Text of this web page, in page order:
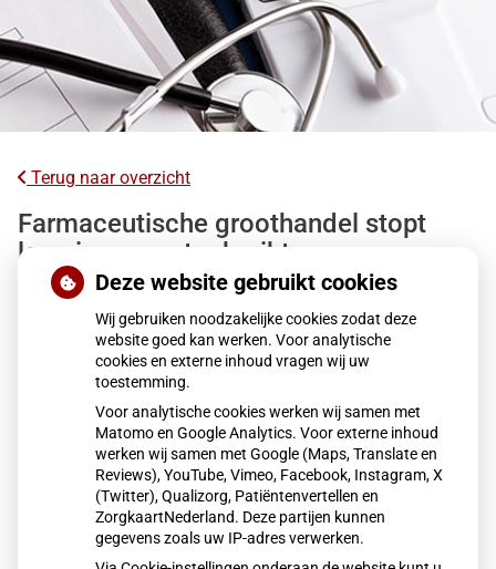
Terug naar overzicht
Farmaceutische groothandel stopt
levering meestgebruikte
bloedverdunner
Sinds 5 december 2025 levert groothandel Mosadex de
veelgebruikte bloedverdunner Eliquis niet meer aan
apotheken door een prijsverhoging van fabrikant BMS.
Meer dan 260.000 patiënten gebruiken het middel. De
Hartstichting maakt zich zorgen, maar apotheken hebben
voorlopig voorraad. Alternatieven zijn beschikbaar, met een
andere werkzame stof.
Deze website gebruikt cookies
Wij gebruiken noodzakelijke cookies zodat deze
website goed kan werken. Voor analytische
cookies en externe inhoud vragen wij uw
toestemming.
Voor analytische cookies werken wij samen met
Matomo en Google Analytics. Voor externe inhoud
werken wij samen met Google (Maps, Translate en
Reviews), YouTube, Vimeo, Facebook, Instagram, X
(Twitter), Qualizorg, Patiëntenvertellen en
ZorgkaartNederland. Deze partijen kunnen
gegevens zoals uw IP-adres verwerken.